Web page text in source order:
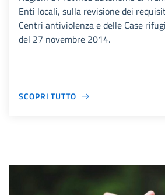
Enti locali, sulla revisione dei
Centri antiviolenza e delle Case
del 27 novembre 2014.
SCOPRI TUTTO